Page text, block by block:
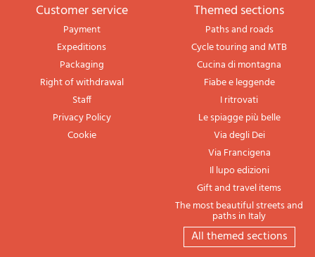
Customer service
Payment
Expeditions
Packaging
Right of withdrawal
Staff
Privacy Policy
Cookie
themed sections
Paths and roads
Cycle touring and MTB
Cucina di montagna
Fiabe e leggende
I ritrovati
Le spiagge più belle
Via degli Dei
Via Francigena
Il lupo edizioni
Gift and travel items
The most beautiful streets and
paths in Italy
All themed sections